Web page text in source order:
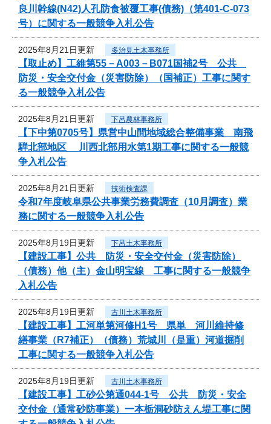
良川幹線(N42)人孔防食被覆工事(債務)（第401-C-073
号）に関する一般競争入札公告
2025年8月21日更新 多治見土木事務所
【取止め】工維第55－A003－B071国補2号 公共
防災・安全交付金（災害防除）（国補正）工事に関す
る一般競争入札公告
2025年8月21日更新 下呂農林事務所
【下中第0705号】県営中山間地域総合整備事業 南飛
騨北部地区 川西北部用水第1期工事に関する一般競
争入札公告
2025年8月21日更新 技術検査課
令和7年度岐阜県公共事業労務費調査（10月調査）業
務に関する一般競争入札公告
2025年8月19日更新 下呂土木事務所
【建設工事】公共 防災・安全交付金（災害防除）
（債務）他（主）金山明宝線 工事に関する一般競争
入札公告
2025年8月19日更新 古川土木事務所
【建設工事】工河単第河修H1号 県単 河川維持修
繕事業（R7補正）（債務）荒城川（是重）河道掘削
工事に関する一般競争入札公告
2025年8月19日更新 古川土木事務所
【建設工事】工砂公第通044-1号 公共 防災・安全
交付金（通常砂防事業）一本栃洞砂防えん堤工事に関